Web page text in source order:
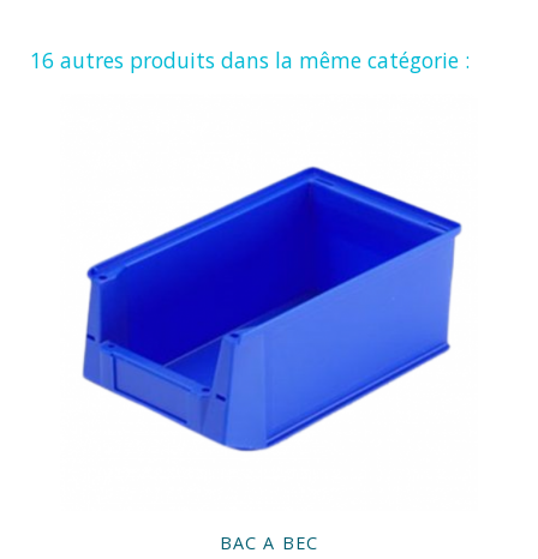
16 autres produits dans la même catégorie :
BAC A BEC